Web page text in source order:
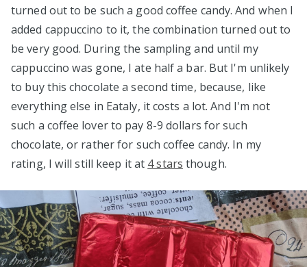
turned out to be such a good coffee candy. And when I
added cappuccino to it, the combination turned out to
be very good. During the sampling and until my
cappuccino was gone, I ate half a bar. But I'm unlikely
to buy this chocolate a second time, because, like
everything else in Eataly, it costs a lot. And I'm not
such a coffee lover to pay 8-9 dollars for such
chocolate, or rather for such coffee candy. In my
rating, I will still keep it at 4 stars though.